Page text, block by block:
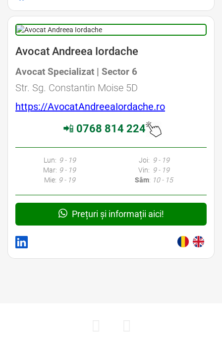
Avocat Andreea Iordache
Avocat Specializat | Sector 6
Str. Sg. Constantin Moise 5D
https://AvocatAndreeaIordache.ro
📲 0768 814 224
Lun: 9 - 19
Mar: 9 - 19
Mie: 9 - 19
Joi: 9 - 19
Vin: 9 - 19
Sâm: 10 - 15
Prețuri și informații aici!